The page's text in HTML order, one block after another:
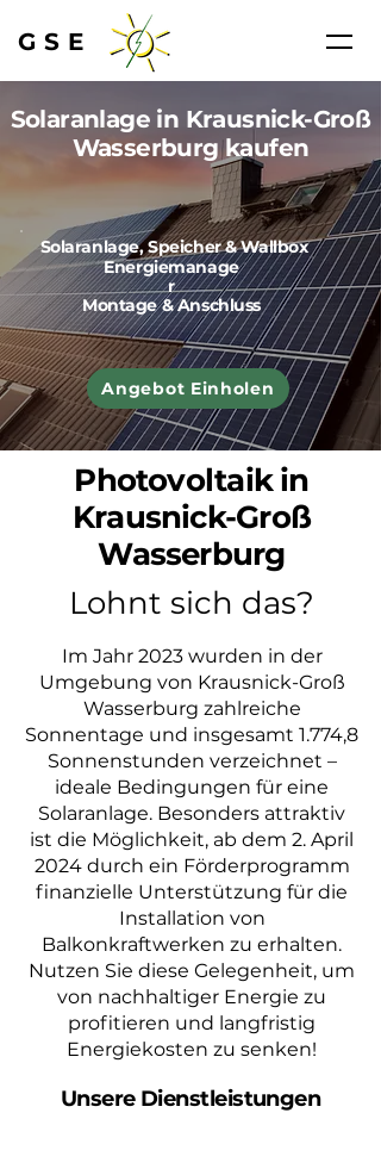
GSE
Solaranlage in Krausnick-Groß
Wasserburg kaufen
Solaranlage, Speicher & Wallbox
Energiemanage
r
Montage & Anschluss
Angebot Einholen
Photovoltaik in
Krausnick-Groß
Wasserburg
Lohnt sich das?
Im Jahr 2023 wurden in der
Umgebung von Krausnick-Groß
Wasserburg zahlreiche
Sonnentage und insgesamt 1.774,8
Sonnenstunden verzeichnet –
ideale Bedingungen für eine
Solaranlage. Besonders attraktiv
ist die Möglichkeit, ab dem 2. April
2024 durch ein Förderprogramm
finanzielle Unterstützung für die
Installation von
Balkonkraftwerken zu erhalten.
Nutzen Sie diese Gelegenheit, um
von nachhaltiger Energie zu
profitieren und langfristig
Energiekosten zu senken!
Unsere Dienstleistungen